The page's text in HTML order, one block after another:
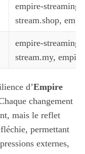
empire-
stream.shop,
empire-
stream.my,
d’Empire
changement
mais le reflet
permettant
externes,